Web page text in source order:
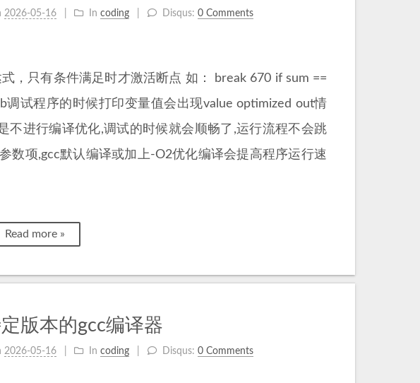
2026-05-16 In coding Disqus: 0 Comments
，只有条件满足时才激活断点 如： break 670 if sum ==
调试程序的时候打印变量值会出现value optimized out情
不进行编译优化,调试的时候就会顺畅了,运行流程不会跳
数项,gcc默认编译或加上-O2优化编译会提高程序运行速
Read more »
版本的gcc编译器
2026-05-16 In coding Disqus: 0 Comments